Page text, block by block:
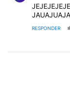
RESPONDER